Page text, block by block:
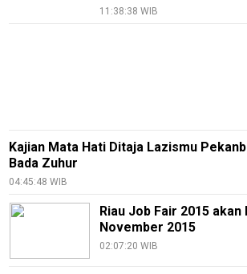
11:38:38 WIB
Kajian Mata Hati Ditaja Lazismu
Bada Zuhur
04:45:48 WIB
Riau Job Fair 2015
November 2015
02:07:20 WIB
Theme
Sains
Finance
Edukasi